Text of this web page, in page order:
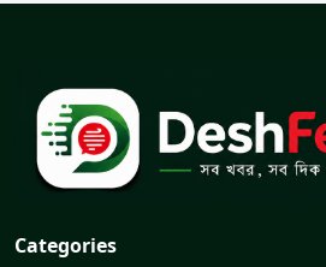
Categories